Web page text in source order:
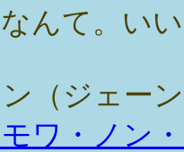
んて。い
（ジェー
ワ・ノン